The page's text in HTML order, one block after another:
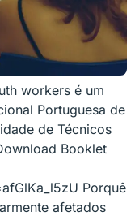
workers é um
Portuguesa de
de Técnicos
Booklet
Porquê
afetados